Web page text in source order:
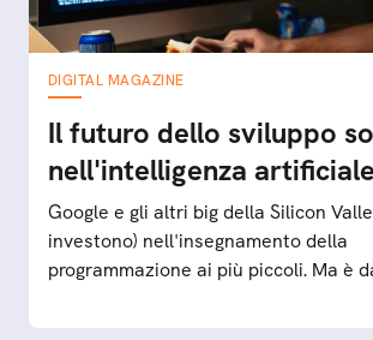
DIGITAL MAGAZINE
Il futuro dello sviluppo
nell'intelligenza artificiale
Google e gli altri big della Silicon
investono) nell'insegnamento della
programmazione ai più piccoli. Ma è